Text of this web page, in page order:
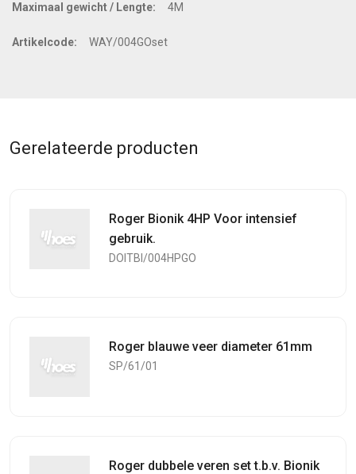
Maximaal gewicht / Lengte: 4M
Artikelcode: WAY/004GOset
Gerelateerde producten
Roger Bionik 4HP Voor intensief
gebruik.
DOITBI/004HPGO
Roger blauwe veer diameter 61mm
SP/61/01
Roger dubbele veren set t.b.v. Bionik